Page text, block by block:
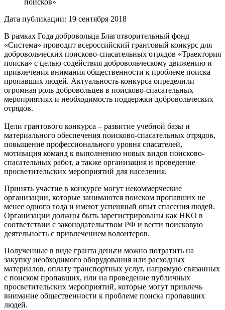
поисков»
Дата публикации: 19 сентября 2018
В рамках Года добровольца Благотворительный фонд
«Система» проводит всероссийский грантовый конкурс для
добровольческих поисково-спасательных отрядов «Траектория
поиска» с целью содействия добровольческому движению и
привлечения внимания общественности к проблеме поиска
пропавших людей. Актуальность конкурса определили
огромная роль добровольцев в поисково-спасательных
мероприятиях и необходимость поддержки добровольческих
отрядов.
Цели грантового конкурса – развитие учебной базы и
материального обеспечения поисково-спасательных отрядов,
повышение профессионального уровня спасателей,
мотивация команд к выполнению новых видов поисково-
спасательных работ, а также организация и проведение
просветительских мероприятий для населения.
Принять участие в конкурсе могут некоммерческие
организации, которые занимаются поиском пропавших не
менее одного года и имеют успешный опыт спасения людей.
Организации должны быть зарегистрированы как НКО в
соответствии с законодательством РФ и вести поисковую
деятельность с привлечением волонтеров.
Полученные в виде гранта деньги можно потратить на
закупку необходимого оборудования или расходных
материалов, оплату транспортных услуг, напрямую связанных
с поиском пропавших, или на проведение публичных
просветительских мероприятий, которые могут привлечь
внимание общественности к проблеме поиска пропавших
людей.